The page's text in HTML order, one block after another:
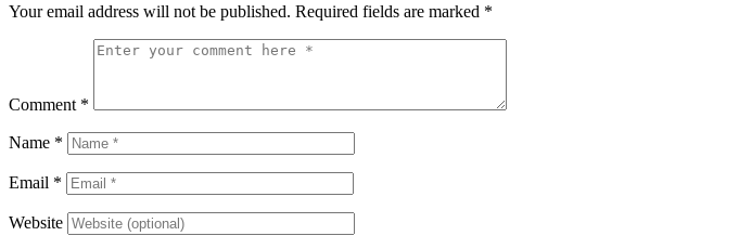
Your email address will not be published. Required fields are marked *
Comment *
Name *
Email *
Website